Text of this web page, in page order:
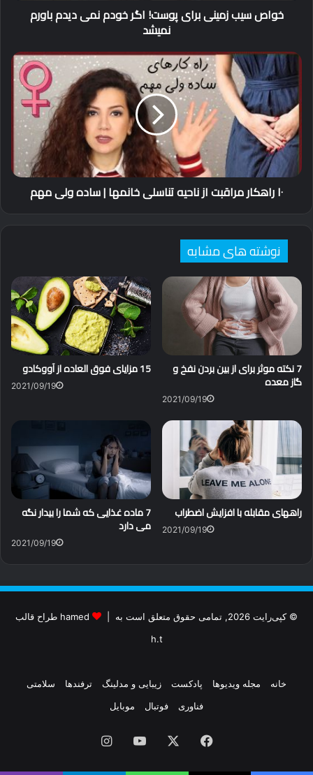
باورمخواص سیب زمینی برای پوست! اگر خودم نمی دیدم باورم
نمیشد
۱۰
راهکار
مراقبت
از
ناحیه
تناسلی
خانمها
ساده
۱۰ راهکار مراقبت از ناحیه تناسلی خانمها | ساده ولی مهم
نوشته های مشابه
15 مزایای فوق العاده از آووکادو
2021/09/19
7 نکته موثر برای از بین بردن نفخ و
گاز معده
2021/09/19
7 ماده غذایی که شما را بیدار نگه
می دارد
2021/09/19
راههای مقابله با افزایش اضطراب
2021/09/19
© کپی‌رایت 2026, تمامی حقوق متعلق است به |
hamed طراح قالب
h.t
خانه مجله ویدیوها پادکست زیبایی و مدلینگ ترفندها
سلامتی
فناوری
فوتبال موبایل
فیس یوتیوباینستاگرام